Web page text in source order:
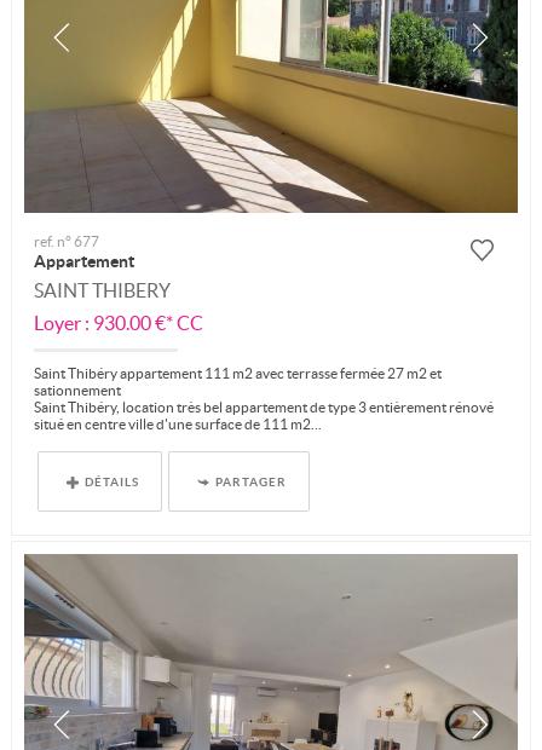
ref. n° 677
Appartement
SAINT THIBERY
Loyer : 930.00 €*CC
Saint Thibéry appartement 111 m2 avec terrasse fermée 27 m2 et
sationnement
Saint Thibéry, location très bel appartement de type 3 entièrement rénové
situé en centre ville d'une surface de 111 m2...
DÉTAILS PARTAGER